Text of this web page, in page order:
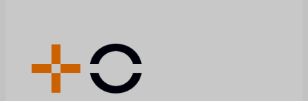
exigeant, où la
réglementation,
le prix des